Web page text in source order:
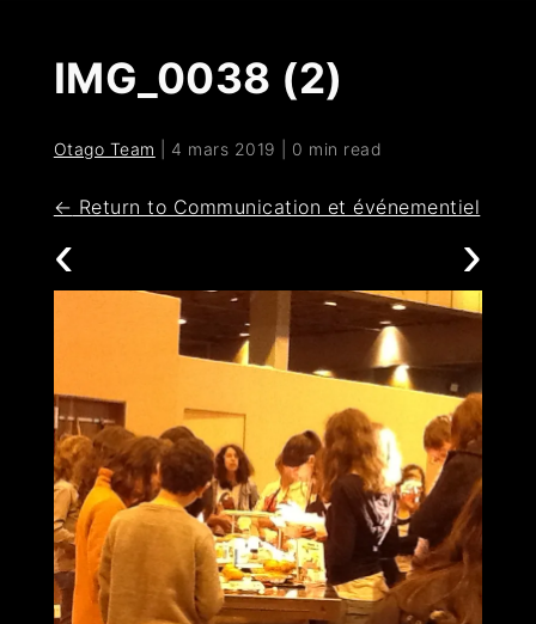
IMG_0038 (2)
Otago Team 4 mars 2019 0 min read
← Return to Communication et événementiel
‹ ›